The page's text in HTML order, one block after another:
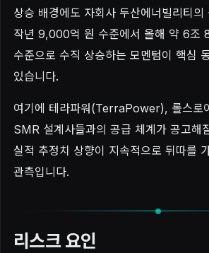
상승 배경에도 자회사 두산에너빌리티
작년 9,000억 원 수준에서 올해 약 6조
수준으로 수직 상승하는 모멘텀이 핵심
있습니다.
여기에 테라파워(TerraPower), 롤스로
SMR 설계사들과의 공급 체계가 공고해
실적 추정치 상향이 지속적으로 뒤따를
관측입니다.
리스크 요인